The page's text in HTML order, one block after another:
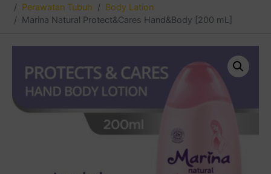
Perawatan Tubuh
Body Lation
Marina Natural Protect&Cares Hand&Body [200 mL]